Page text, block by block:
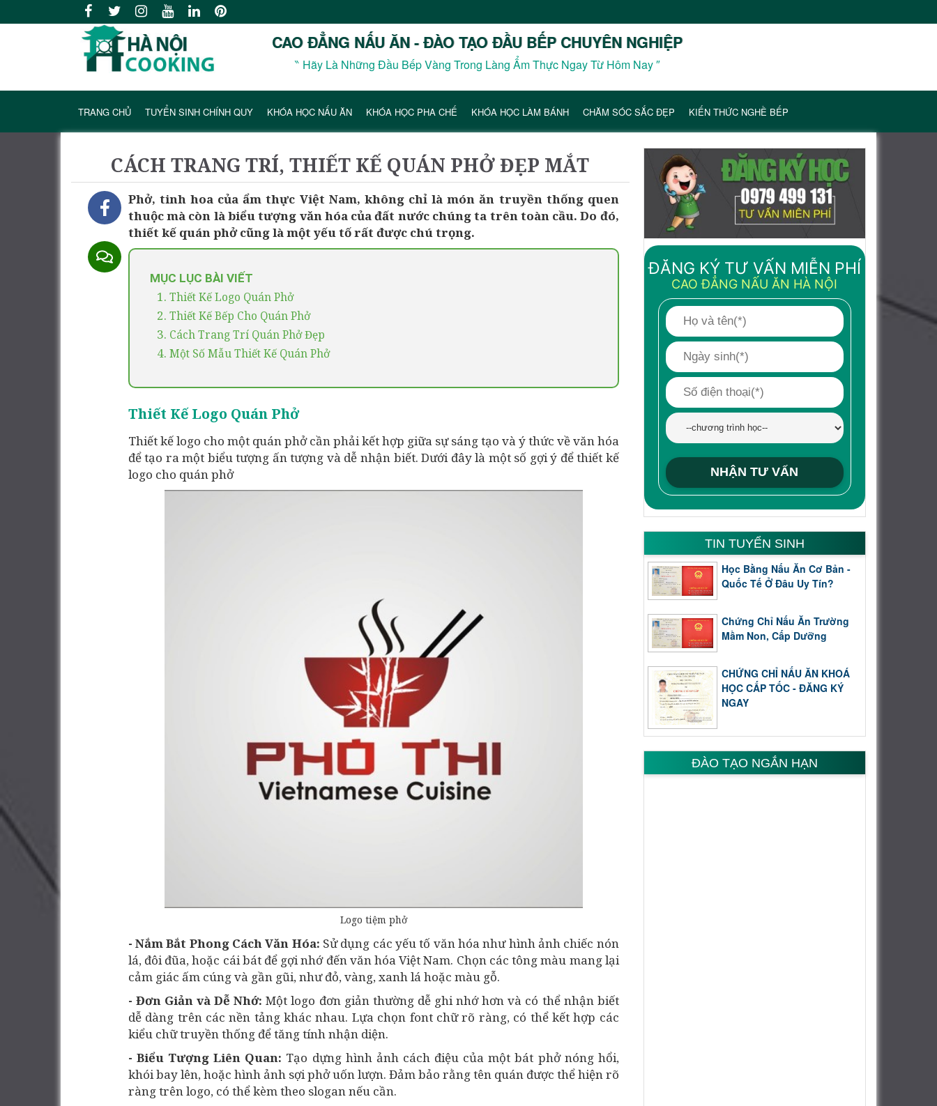
CAO ĐẲNG NẤU ĂN - ĐÀO TẠO ĐẦU BẾP CHUYÊN NGHIỆP
‶ Hãy Là Những Đầu Bếp Vàng Trong Làng Ẩm Thực Ngay Từ Hôm Nay ″
TRANG CHỦ TUYỂN SINH CHÍNH QUY KHÓA HỌC NẤU ĂN KHÓA HỌC PHA CHẾ KHÓA HỌC LÀM BÁNH CHĂM SÓC SẮC ĐẸP KIẾN THỨC NGHỀ BẾP
CÁCH TRANG TRÍ, THIẾT KẾ QUÁN PHỞ ĐẸP MẮT
Phở, tinh hoa của ẩm thực Việt Nam, không chỉ là món ăn truyền thống quen
thuộc mà còn là biểu tượng văn hóa của đất nước chúng ta trên toàn cầu. Do đó,
thiết kế quán phở cũng là một yếu tố rất được chú trọng.
MỤC LỤC BÀI VIẾT
1. Thiết Kế Logo Quán Phở
2. Thiết Kế Bếp Cho Quán Phở
3. Cách Trang Trí Quán Phở Đẹp
4. Một Số Mẫu Thiết Kế Quán Phở
Thiết Kế Logo Quán Phở
Thiết kế logo cho một quán phở cần phải kết hợp giữa sự sáng tạo và ý thức về văn hóa
để tạo ra một biểu tượng ấn tượng và dễ nhận biết. Dưới đây là một số gợi ý để thiết kế
logo cho quán phở
Logo tiệm phở
- Nắm Bắt Phong Cách Văn Hóa: Sử dụng các yếu tố văn hóa như hình ảnh chiếc nón
lá, đôi đũa, hoặc cái bát để gợi nhớ đến văn hóa Việt Nam. Chọn các tông màu mang lại
cảm giác ấm cúng và gần gũi, như đỏ, vàng, xanh lá hoặc màu gỗ.
- Đơn Giản và Dễ Nhớ:Một logo đơn giản thường dễ ghi nhớ hơn và có thể nhận biết
dễ dàng trên các nền tảng khác nhau. Lựa chọn font chữ rõ ràng, có thể kết hợp các
kiểu chữ truyền thống để tăng tính nhận diện.
- Biểu Tượng Liên Quan: Tạo dựng hình ảnh cách điệu của một bát phở nóng hổi,
khói bay lên, hoặc hình ảnh sợi phở uốn lượn. Đảm bảo rằng tên quán được thể hiện rõ
ràng trên logo, có thể kèm theo slogan nếu cần.
ĐĂNG KÝ TƯ VẤN MIỄN PHÍ
CAO ĐẲNG NẤU ĂN HÀ NỘI
TIN TUYỂN SINH
Học Bằng Nấu Ăn Cơ Bản -
Quốc Tế Ở Đâu Uy Tín?
Chứng Chỉ Nấu Ăn Trường
Mầm Non, Cấp Dưỡng
CHỨNG CHỈ NẤU ĂN KHOÁ
HỌC CẤP TỐC - ĐĂNG KÝ
NGAY
ĐÀO TẠO NGẮN HẠN